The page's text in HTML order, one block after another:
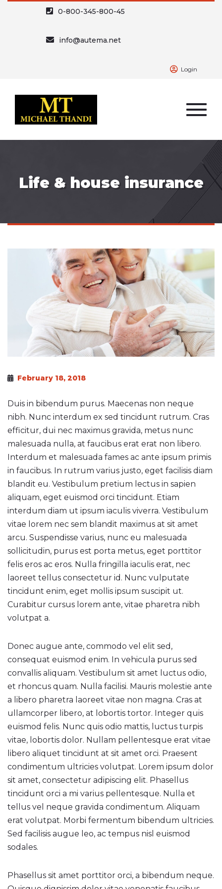
0-800-345-800-45
info@autema.net
Login
Life & house insurance
February 18, 2018
Duis in bibendum purus. Maecenas non neque
nibh. Nunc interdum ex sed tincidunt rutrum. Cras
efficitur, dui nec maximus gravida, metus nunc
malesuada nulla, at faucibus erat erat non libero.
Interdum et malesuada fames ac ante ipsum primis
in faucibus. In rutrum varius justo, eget facilisis diam
blandit eu. Vestibulum pretium lectus in sapien
aliquam, eget euismod orci tincidunt. Etiam
interdum diam ut ipsum iaculis viverra. Vestibulum
vitae lorem nec sem blandit maximus at sit amet
arcu. Suspendisse varius, nunc eu malesuada
sollicitudin, purus est porta metus, eget porttitor
felis eros ac eros. Nulla fringilla iaculis erat, nec
laoreet tellus consectetur id. Nunc vulputate
tincidunt enim, eget mollis ipsum suscipit ut.
Curabitur cursus lorem ante, vitae pharetra nibh
volutpat a.
Donec augue ante, commodo vel elit sed,
consequat euismod enim. In vehicula purus sed
convallis aliquam. Vestibulum sit amet luctus odio,
et rhoncus quam. Nulla facilisi. Mauris molestie ante
a libero pharetra laoreet vitae non magna. Cras at
ullamcorper libero, at lobortis tortor. Integer quis
euismod felis. Nunc quis odio mattis, luctus turpis
vitae, lobortis dolor. Nullam pellentesque erat vitae
libero aliquet tincidunt at sit amet orci. Praesent
condimentum ultricies volutpat. Lorem ipsum dolor
sit amet, consectetur adipiscing elit. Phasellus
tincidunt orci a mi varius pellentesque. Nulla et
tellus vel neque gravida condimentum. Aliquam
erat volutpat. Morbi fermentum bibendum ultricies.
Sed facilisis augue leo, ac tempus nisl euismod
sodales.
Phasellus sit amet porttitor orci, a bibendum neque.